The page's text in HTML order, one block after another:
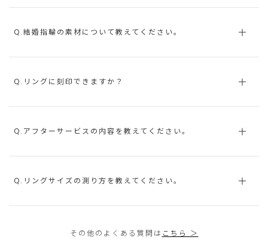
Q.結婚指輪の素材について教えてください。
Q.リングに刻印できますか？
Q.アフターサービスの内容を教えてください。
Q.リングサイズの測り方を教えてください。
その他のよくある質問は こちら ＞